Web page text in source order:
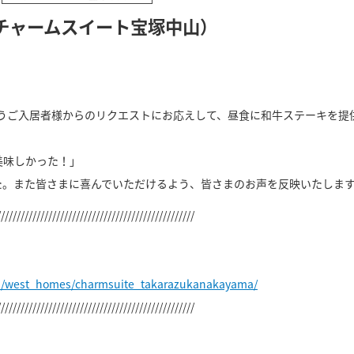
ームスイート宝塚中山）
入居者様からのリクエストにお応えして、昼食に和牛ステーキを提
しかった！」
また皆さまに喜んでいただけるよう、皆さまのお声を反映いたします
charmsuite_takarazukanakayama/